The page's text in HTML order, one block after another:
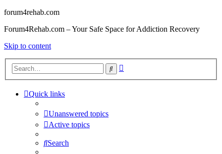
forum4rehab.com
Forum4Rehab.com – Your Safe Space for Addiction Recovery
Skip to content
Search
Quick links
Unanswered topics
Active topics
Search